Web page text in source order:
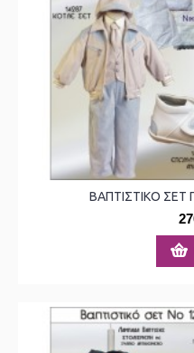
ΒΑΠΤΙΣΤΙΚΟ ΣΕΤ